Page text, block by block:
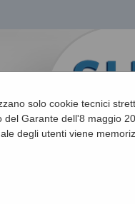
solo cookie tecnici
del Garante dell'8 maggio
degli utenti viene